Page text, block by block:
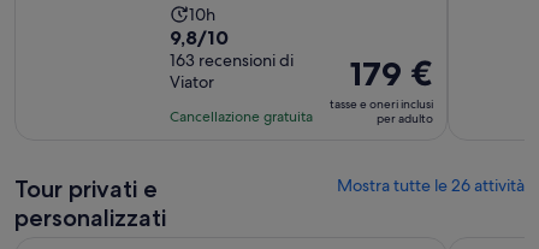
L’attività
dura
10
ore
10h
Valutazione
di
9.8
su
9,8/10
163 recensioni di
Viator
Cancellazione gratuita
Il
prezzo
è
adulto
179 €
tasse e oneri inclusi
per adulto
Tour privati e
personalizzati
Mostra tutte le 26 attività